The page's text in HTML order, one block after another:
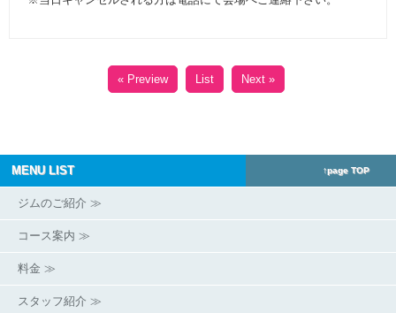
« Preview List Next »
MENU LIST ↑page TOP
ジムのご紹介 ≫
コース案内 ≫
料金 ≫
スタッフ紹介 ≫